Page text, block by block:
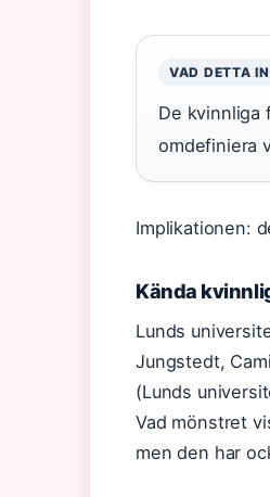
VAD DETTA
De kvinnliga
omdefiniera
Implikationen:
Kända
Lunds
Jungstedt,
(Lunds
Vad mönstret
men den har